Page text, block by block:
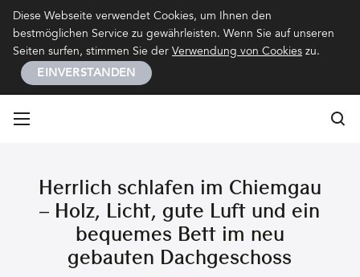
Diese Webseite verwendet Cookies, um Ihnen den
bestmöglichen Service zu gewährleisten. Wenn Sie auf unseren
Seiten surfen, stimmen Sie der Verwendung von Cookies zu.
EINVERSTANDEN
Herrlich schlafen im Chiemgau
– Holz, Licht, gute Luft und ein
bequemes Bett im neu
gebauten Dachgeschoss